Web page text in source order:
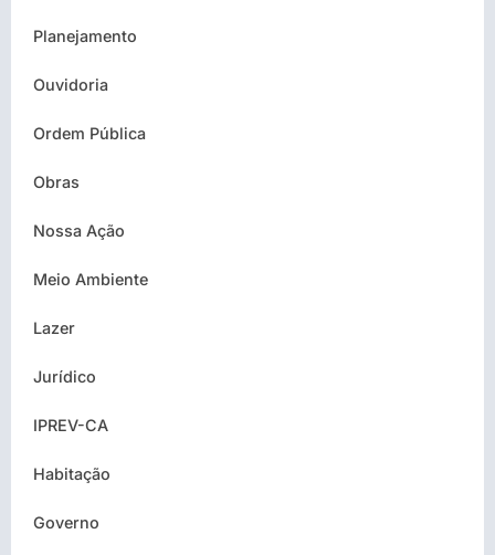
Planejamento
Ouvidoria
Ordem Pública
Obras
Nossa Ação
Meio Ambiente
Lazer
Jurídico
IPREV-CA
Habitação
Governo